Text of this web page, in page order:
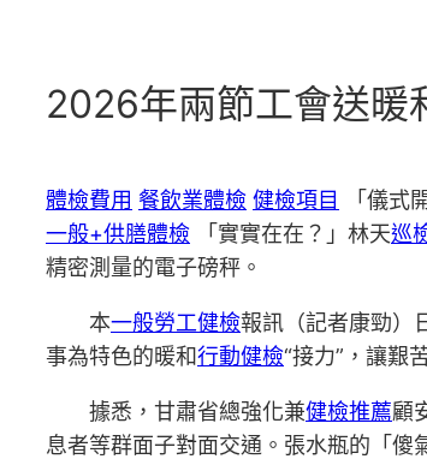
2026年兩節工會送暖
體檢費用 餐飲業體檢 健檢項目
「儀式
一般+供膳體檢 「實實在在？」林天巡
精密測量的電子磅秤。
本一般勞工健檢報訊（記者康勁）
事為特色的暖和行動健檢“接力”，讓艱
據悉，甘肅省總強化兼健檢推薦顧
息者等群面子對面交通。張水瓶的「傻